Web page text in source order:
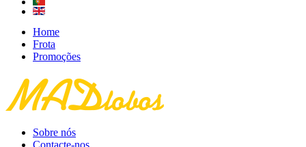
Home
Frota
Promoções
Sobre nós
Contacte-nos